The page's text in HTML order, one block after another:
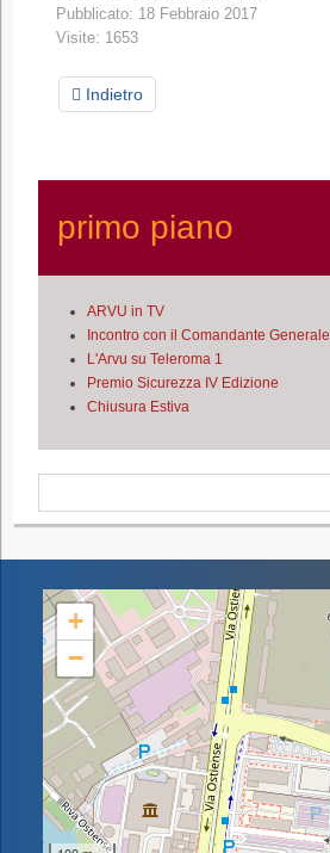
Pubblicato: 18 Febbraio 2017
Visite: 1653
Indietro
primo piano
ARVU in TV
Incontro con il Comandante Generale
L'Arvu su Teleroma 1
Premio Sicurezza IV Edizione
Chiusura Estiva
+
−